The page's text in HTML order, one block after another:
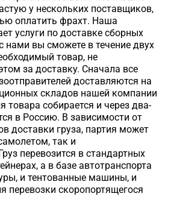
у нескольких поставщиков,
оплатить фрахт. Наша
услуги по доставке сборных
нами вы сможете в течение двух
товар, не
за доставку. Сначала все
доставляются на
складов нашей компании
товара собирается и через два-
в Россию. В зависимости от
доставки груза, партия может
так и
перевозится в стандартных
а в базе автотранспорта
и тентованные машины, и
перевозки скоропортящегося